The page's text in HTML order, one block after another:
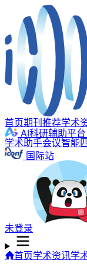
首页期刊推荐学术
AI科研辅助平台
学术助手会议智能
国际站
未登录
首页学术资讯学